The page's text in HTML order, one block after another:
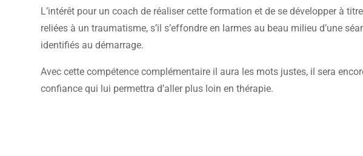
L’intérêt pour un coach de réaliser cette formation et de se développer à
reliées à un traumatisme, s’il s’effondre en larmes au beau milieu d’une
identifiés au démarrage.
Avec cette compétence complémentaire il aura les mots justes, il sera
confiance qui lui permettra d’aller plus loin en thérapie.